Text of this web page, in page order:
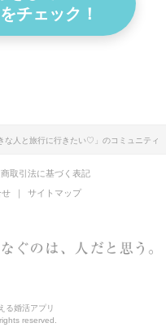
チェック！
な人と旅行に行きたい♡」のコミュニティ
取引法に基づく表記
せ サイトマップ
る婚活アプリ
reserved.